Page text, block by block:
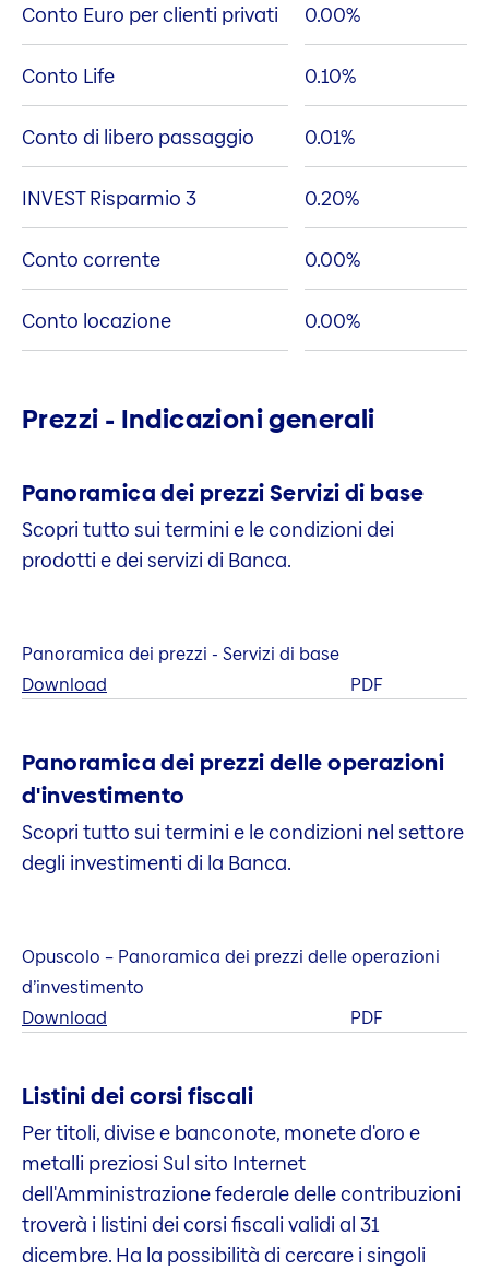
Conto Euro per clienti privati 0.00%
Conto Life 0.10%
Conto di libero passaggio 0.01%
INVEST Risparmio 3 0.20%
Conto corrente 0.00%
Conto locazione 0.00%
Prezzi - Indicazioni generali
Panoramica dei prezzi Servizi di base
Scopri tutto sui termini e le condizioni dei
prodotti e dei servizi di Banca.
Panoramica dei prezzi - Servizi di base
Download
PDF
Panoramica dei prezzi delle operazioni
d'investimento
Scopri tutto sui termini e le condizioni nel settore
degli investimenti di la Banca.
Opuscolo – Panoramica dei prezzi delle operazioni
d’investimento
Download
PDF
Listini dei corsi fiscali
Per titoli, divise e banconote, monete d'oro e
metalli preziosi Sul sito Internet
dell'Amministrazione federale delle contribuzioni
troverà i listini dei corsi fiscali validi al 31
dicembre. Ha la possibilità di cercare i singoli